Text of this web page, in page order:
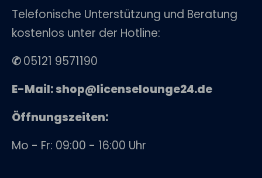
Telefonische Unterstützung und Beratung
kostenlos unter der Hotline:
✆05121 9571190
E-Mail: shop@licenselounge24.de
Öffnungszeiten:
Mo - Fr: 09:00 - 16:00 Uhr